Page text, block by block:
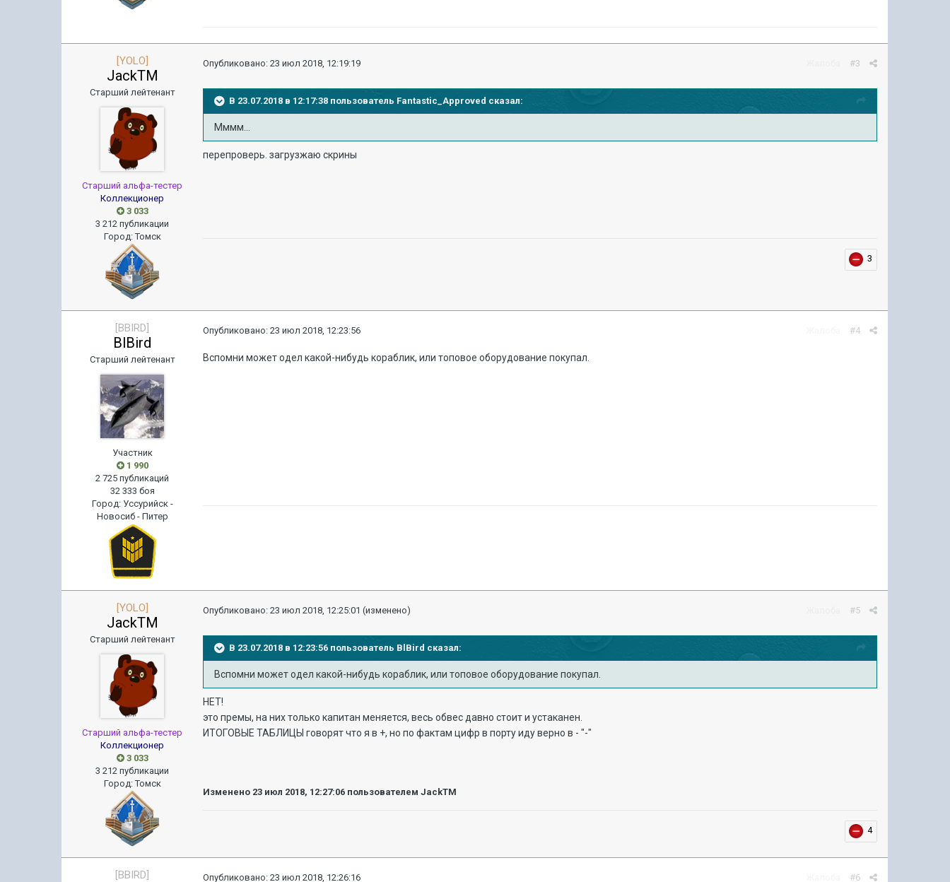
[YOLO]
JackTM
Старший лейтенант
Старший альфа-тестер
Коллекционер
3 033
3 212 публикации
Город:Томск
#3
Опубликовано:23 июл 2018, 12:19:19
В 23.07.2018 в 12:17:38 пользователь Fantastic_Approved сказал:
Мммм...
перепроверь. загрузжаю скрины
3
[BBIRD]
BlBird
Старший лейтенант
Участник
1 990
2 725 публикаций
32 333 боя
Город: Уссурийск -
Новосиб - Питер
#4
Опубликовано:23 июл 2018, 12:23:56
Вспомни может одел какой-нибудь кораблик, или топовое оборудование покупал.
[YOLO]
JackTM
Старший лейтенант
Старший альфа-тестер
Коллекционер
3 033
3 212 публикации
Город:Томск
#5
Опубликовано:23 июл 2018, 12:25:01 (изменено)
В 23.07.2018 в 12:23:56 пользователь BlBird сказал:
Вспомни может одел какой-нибудь кораблик, или топовое оборудование покупал.
НЕТ!
это премы, на них только капитан меняется, весь обвес давно стоит и устаканен.
ИТОГОВЫЕ ТАБЛИЦЫ говорят что я в +, но по фактам цифр в порту иду верно в - "-"
Изменено 23 июл 2018, 12:27:06 пользователем JackTM
4
[BBIRD] #6
Опубликовано:23 июл 2018, 12:26:16